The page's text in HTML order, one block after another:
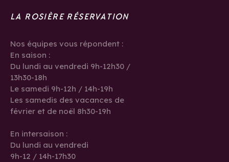
LA ROSIÈRE RÉSERVATION
Nos équipes vous répondent :
En saison :
Du lundi au vendredi 9h-12h30 /
13h30-18h
Le samedi 9h-12h / 14h-19h
Les samedis des vacances de
février et de noël 8h30-19h
En intersaison :
Du lundi au vendredi
9h-12 / 14h-17h30